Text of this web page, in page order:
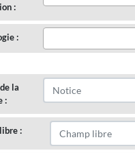
:
:
la
:
: